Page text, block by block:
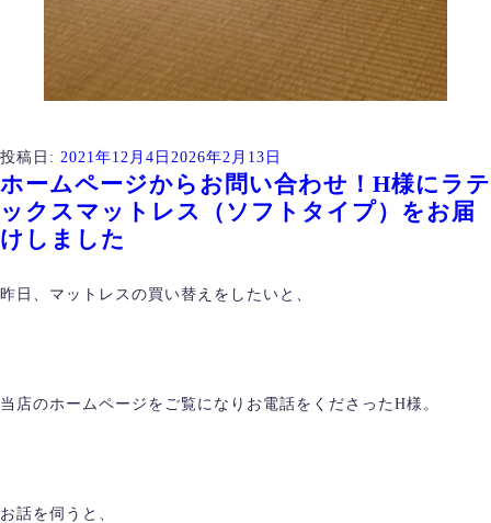
投稿日: 2021年12月4日 2026年2月13日
ホームページからお問い合わせ！H様にラテ
ックスマットレス（ソフトタイプ）をお届
けしました
昨日、マットレスの買い替えをしたいと、
当店のホームページをご覧になりお電話をくださったH様。
お話を伺うと、